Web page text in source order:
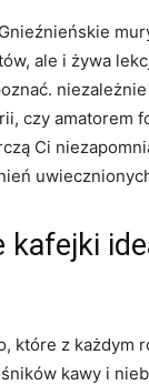
ale i żywa
czy amatorem
‍Ci
kafejki
które‌ z każdym
kawy i